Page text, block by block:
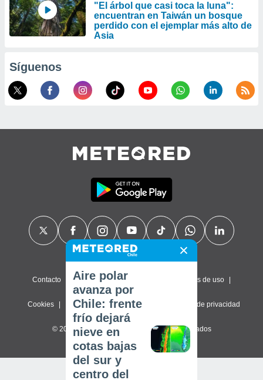
"El árbol que casi toca la luna":
encuentran en Taiwán un bosque
perdido con el ejemplar más alto de
Asia
Síguenos
Contacto Sobre nosotros Términos de uso
Cookies Política de privacidad Configuración de privacidad
© 2026 Meteored. Todos los derechos reservados
Aire polar
avanza por
Chile: frente
frío dejará
nieve en
cotas bajas
del sur y
centro del